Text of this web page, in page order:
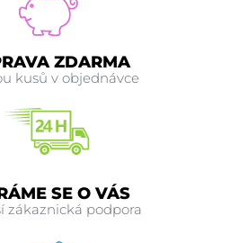
ZDARMA
kusů v objednávce
SE O VÁS
zákaznická podpora